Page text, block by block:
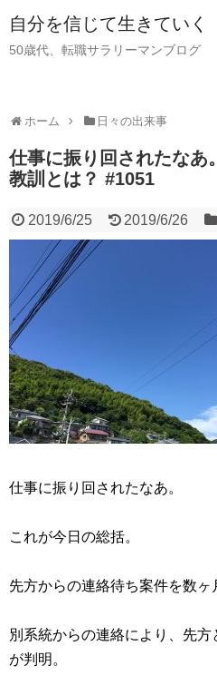
自分を信じて生きていく
50歳代、転職サラリーマンブログ
ホーム 日々の出来事
仕事に振り回されたなあ
教訓とは？ #1051
2019/6/25 2019/6/26
仕事に振り回されたなあ。
これが今日の総括。
先方からの連絡待ち案件を数ヶ
別系統からの連絡により、先
が判明。